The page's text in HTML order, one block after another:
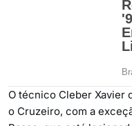
O técnico Cleber Xavier
o Cruzeiro, com a